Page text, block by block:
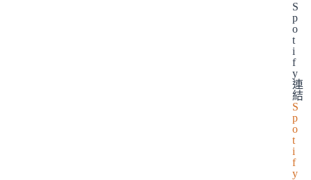
S
p
o
t
i
f
y
連
結
S
p
o
t
i
f
y